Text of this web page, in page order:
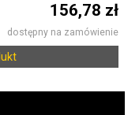
156,78 zł
dostępny na zamówienie